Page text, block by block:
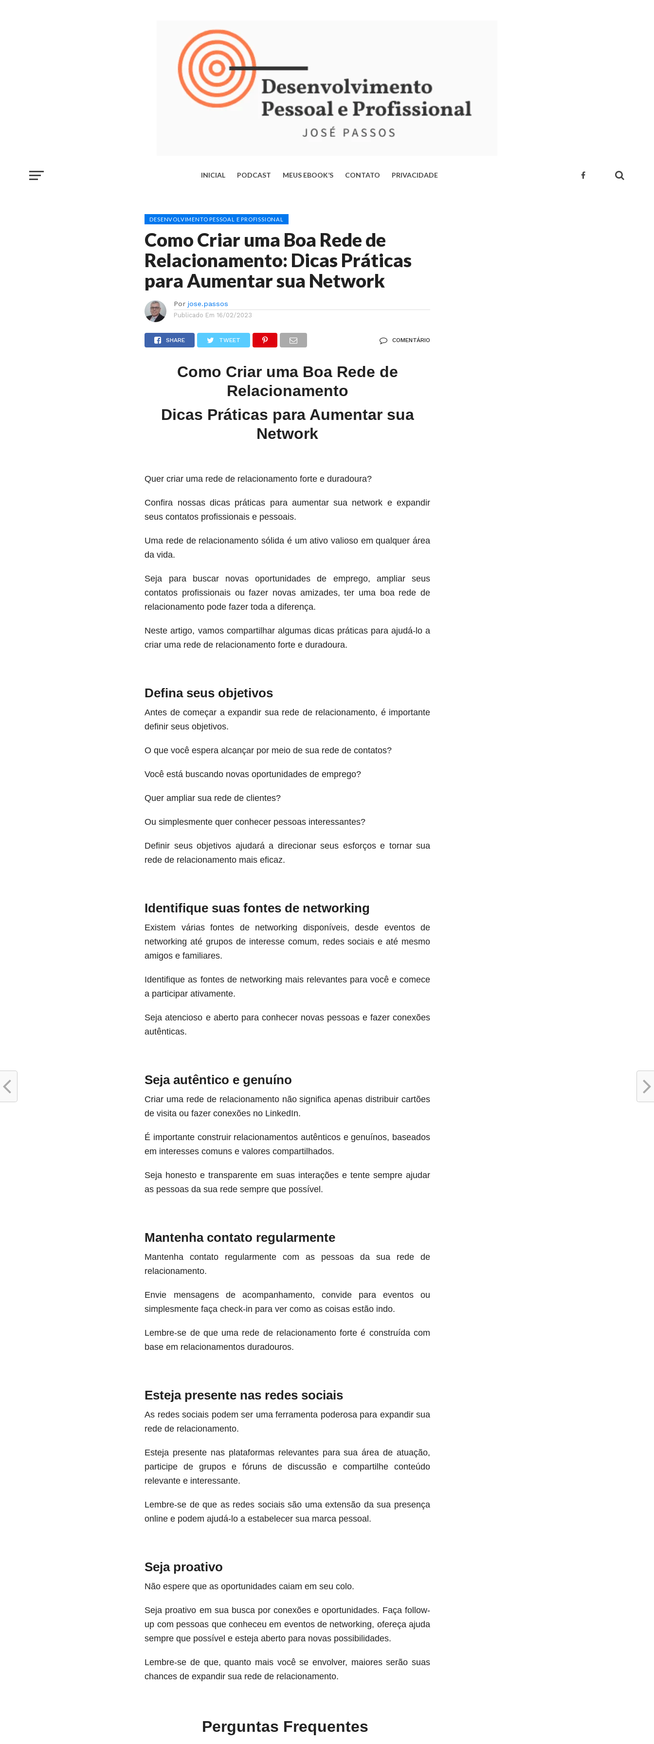
INICIAL PODCAST MEUS EBOOK’S CONTATO PRIVACIDADE
VIDA E ALCANÇAR SEU POTENCIAL
DESENVOLVIMENTO PESSOAL E PROFISSIONAL
Como Criar uma Boa Rede de
Relacionamento: Dicas Práticas
para Aumentar sua Network
Por jose.passos
Publicado Em 16/02/2023
SHARE TWEET COMENTÁRIO
Como Criar uma Boa Rede de
Relacionamento
Dicas Práticas para Aumentar sua
Network
Quer criar uma rede de relacionamento forte e duradoura?
Confira nossas dicas práticas para aumentar sua network e expandir
seus contatos profissionais e pessoais.
Uma rede de relacionamento sólida é um ativo valioso em qualquer área
da vida.
Seja para buscar novas oportunidades de emprego, ampliar seus
contatos profissionais ou fazer novas amizades, ter uma boa rede de
relacionamento pode fazer toda a diferença.
Neste artigo, vamos compartilhar algumas dicas práticas para ajudá-lo a
criar uma rede de relacionamento forte e duradoura.
Defina seus objetivos
Antes de começar a expandir sua rede de relacionamento, é importante
definir seus objetivos.
O que você espera alcançar por meio de sua rede de contatos?
Você está buscando novas oportunidades de emprego?
Quer ampliar sua rede de clientes?
Ou simplesmente quer conhecer pessoas interessantes?
Definir seus objetivos ajudará a direcionar seus esforços e tornar sua
rede de relacionamento mais eficaz.
Identifique suas fontes de networking
Existem várias fontes de networking disponíveis, desde eventos de
networking até grupos de interesse comum, redes sociais e até mesmo
amigos e familiares.
Identifique as fontes de networking mais relevantes para você e comece
a participar ativamente.
Seja atencioso e aberto para conhecer novas pessoas e fazer conexões
autênticas.
Seja autêntico e genuíno
Criar uma rede de relacionamento não significa apenas distribuir cartões
de visita ou fazer conexões no LinkedIn.
É importante construir relacionamentos autênticos e genuínos, baseados
em interesses comuns e valores compartilhados.
Seja honesto e transparente em suas interações e tente sempre ajudar
as pessoas da sua rede sempre que possível.
Mantenha contato regularmente
Mantenha contato regularmente com as pessoas da sua rede de
relacionamento.
Envie mensagens de acompanhamento, convide para eventos ou
simplesmente faça check-in para ver como as coisas estão indo.
Lembre-se de que uma rede de relacionamento forte é construída com
base em relacionamentos duradouros.
Esteja presente nas redes sociais
As redes sociais podem ser uma ferramenta poderosa para expandir sua
rede de relacionamento.
Esteja presente nas plataformas relevantes para sua área de atuação,
participe de grupos e fóruns de discussão e compartilhe conteúdo
relevante e interessante.
Lembre-se de que as redes sociais são uma extensão da sua presença
online e podem ajudá-lo a estabelecer sua marca pessoal.
Seja proativo
Não espere que as oportunidades caiam em seu colo.
Seja proativo em sua busca por conexões e oportunidades. Faça follow-
up com pessoas que conheceu em eventos de networking, ofereça ajuda
sempre que possível e esteja aberto para novas possibilidades.
Lembre-se de que, quanto mais você se envolver, maiores serão suas
chances de expandir sua rede de relacionamento.
Perguntas Frequentes